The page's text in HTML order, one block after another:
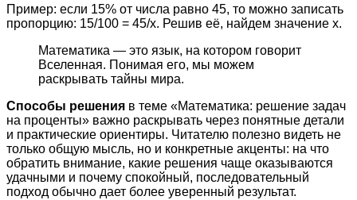
Пример: если 15% от числа равно 45, то можно записать
пропорцию: 15/100 = 45/x. Решив её, найдем значение x.
Математика — это язык, на котором говорит
Вселенная. Понимая его, мы можем
раскрывать тайны мира.
Способы решения в теме «Математика: решение задач
на проценты» важно раскрывать через понятные детали
и практические ориентиры. Читателю полезно видеть не
только общую мысль, но и конкретные акценты: на что
обратить внимание, какие решения чаще оказываются
удачными и почему спокойный, последовательный
подход обычно дает более уверенный результат.